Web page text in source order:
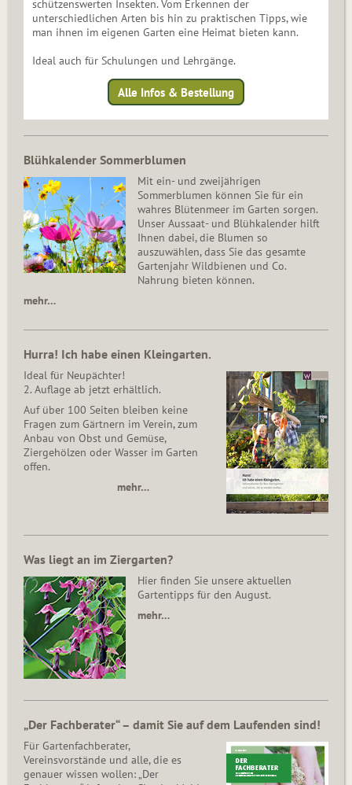
schützenswerten Insekten. Vom Erkennen der
unterschiedlichen Arten bis hin zu praktischen Tipps, wie
man ihnen im eigenen Garten eine Heimat bieten kann.
Ideal auch für Schulungen und Lehrgänge.
Alle Infos & Bestellung
Blühkalender Sommerblumen
Mit ein- und zweijährigen
Sommerblumen können Sie für ein
wahres Blütenmeer im Garten sorgen.
Unser Aussaat- und Blühkalender hilft
Ihnen dabei, die Blumen so
auszuwählen, dass Sie das gesamte
Gartenjahr Wildbienen und Co.
Nahrung bieten können.
mehr…
Hurra! Ich habe einen Kleingarten.
Ideal für Neupächter!
2. Auflage ab jetzt erhältlich.
Auf über 100 Seiten bleiben keine
Fragen zum Gärtnern im Verein, zum
Anbau von Obst und Gemüse,
Ziergehölzen oder Wasser im Garten
offen.
mehr…
Was liegt an im Ziergarten?
Hier finden Sie unsere aktuellen
Gartentipps für den August.
mehr…
„Der Fachberater“ – damit Sie auf dem Laufenden sind!
Für Gartenfachberater,
Vereinsvorstände und alle, die es
genauer wissen wollen: „Der